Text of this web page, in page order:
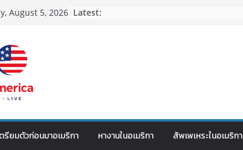
August 5, 2026 Latest:
รียมตัวก่อนมาอเมริกา หางานในอเมริกา สัพเพเหระในอเมริกา